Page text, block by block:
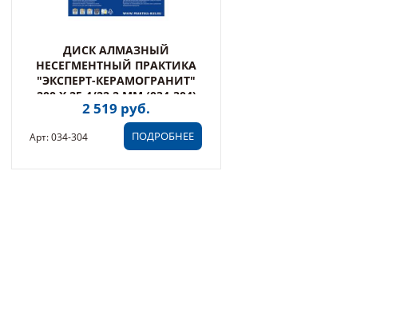
ДИСК АЛМАЗНЫЙ
НЕСЕГМЕНТНЫЙ ПРАКТИКА
"ЭКСПЕРТ-КЕРАМОГРАНИТ"
200 Х 25,4/22,2 ММ (034-304)
2 519 руб.
ПОДРОБНЕЕ
Арт: 034-304